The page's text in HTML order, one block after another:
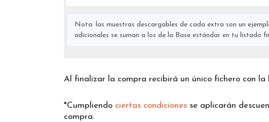
Nota: las muestras descargables de cada extra son un
adicionales se suman a los de la Base estándar en tu listado
Al finalizar la compra recibirá un único fichero con
*Cumpliendo ciertas condiciones se aplicarán
compra.